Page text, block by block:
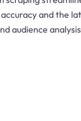
and the
audience